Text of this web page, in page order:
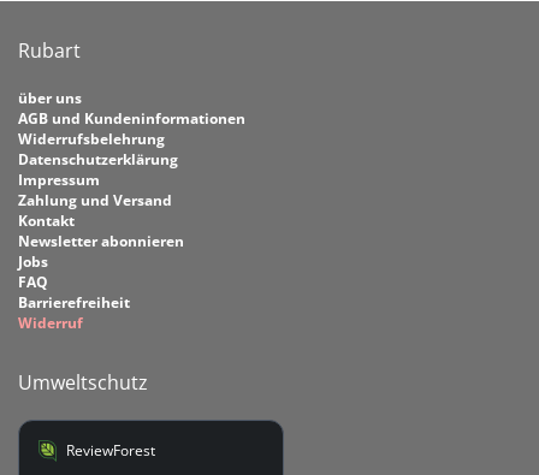
Rubart
über uns
AGB und Kundeninformationen
Widerrufsbelehrung
Datenschutzerklärung
Impressum
Zahlung und Versand
Kontakt
Newsletter abonnieren
Jobs
FAQ
Barrierefreiheit
Widerruf
Umweltschutz
ReviewForest